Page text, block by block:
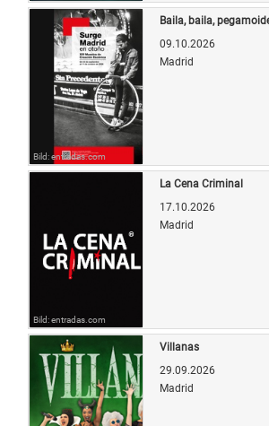
Bild: entradas.com
Baila, baila,
09.10.2026
Madrid
Bild: entradas.com
La Cena Criminal
17.10.2026
Madrid
Villanas
29.09.2026
Madrid